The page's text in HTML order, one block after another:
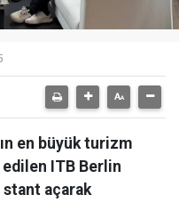
en büyük turizm
ITB Berlin
stant açarak